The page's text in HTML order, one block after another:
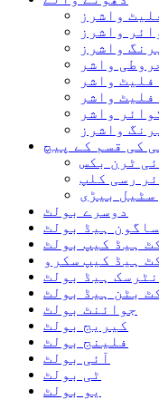
واشرز
واشرز
واشرز
واشر
واشر
واشر
واشر
واشرز
کی قسم کے پیچ
ٹرن بکس
رسی کلپ
بیڑی
دوسرے بولٹ
ہیڈ بولٹ
ہیڈ کیپ بولٹ
ہیڈ کیپ سکرو
ہیڈ بولٹ
بٹن ہیڈ بولٹ
جوائنٹ بولٹ
کیریج بولٹ
فلینج بولٹ
آئی بولٹ
ٹی بولٹ
یو بولٹ